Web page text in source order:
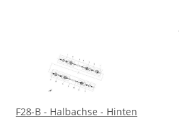
F28-B - Halbachse - Hinten